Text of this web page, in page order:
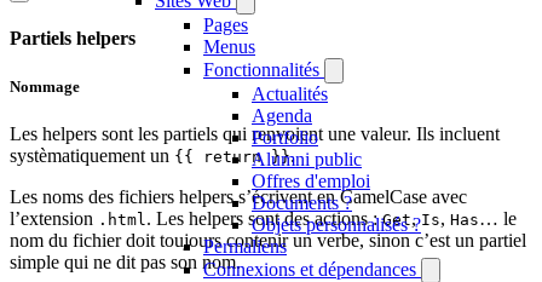
Pages
Menus
Fonctionnalités
Actualités
Agenda
Portfolio
Alumni public
Offres d'emploi
Documents ?
Objets personnalisés ?
Permaliens
Connexions et dépendances
Partiels helpers
Nommage
Les helpers sont les partiels qui renvoient une valeur. Ils incluent
systèmatiquement un {{ return }}.
Les noms des fichiers helpers s’écrivent en CamelCase avec
l’extension .html . Les helpers sont des actions :Get,Is, Has… le
nom du fichier doit toujours contenir un verbe, sinon c’est un partiel
simple qui ne dit pas son nom.